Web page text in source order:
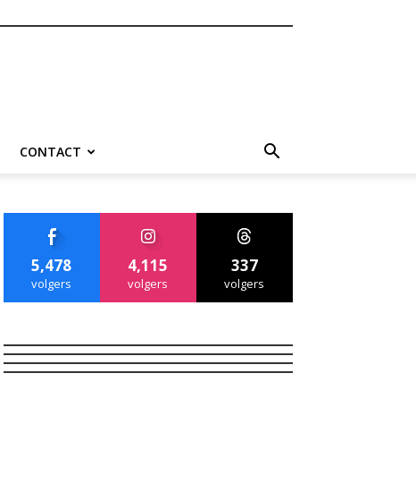
CONTACT
5,478
volgers
4,115
volgers
337
volgers